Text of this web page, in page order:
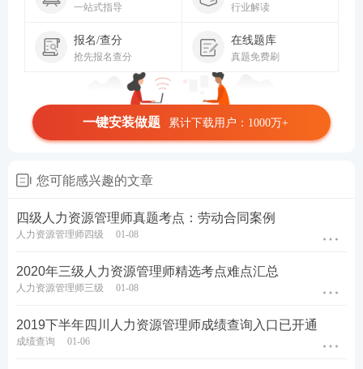
一站式指导 行业解读
报名/查分
抢先报名查分
在线题库
真题免费刷
一键安装做题 累计下载用户：1000万+
您可能感兴趣的文章
四级人力资源管理师真题考点：劳动合同案例
人力资源管理师四级 01-08
2020年三级人力资源管理师精选考点难点汇总
人力资源管理师三级 01-08
2019下半年四川人力资源管理师成绩查询入口已开通
成绩查询 01-06